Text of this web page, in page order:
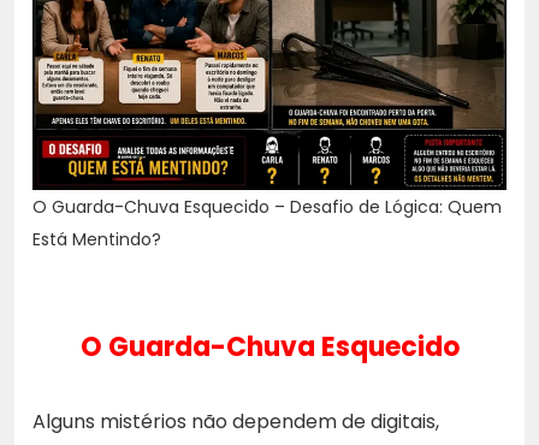
O Guarda-Chuva Esquecido – Desafio de Lógica: Quem
Está Mentindo?
O Guarda-Chuva Esquecido
Alguns mistérios não dependem de digitais,